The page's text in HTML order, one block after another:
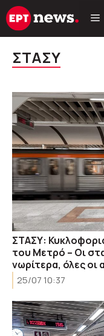
Μετάβαση
σε
ΣΤΑΣΥ
ΣΤΑΣΥ:
του Μετρό – Οι
νωρίτερα, όλες οι
25/07 10:37